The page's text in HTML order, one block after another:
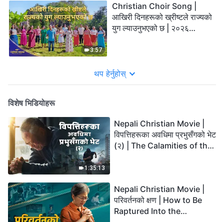
3:57
Christian Choir Song |
आखिरी दिनहरूको ख्रीष्टले राज्यको
युग ल्याउनुभएको छ | २०२६
थप हेर्नुहोस्
विशेष भिडियोहरू
1:35:13
Nepali Christian Movie |
विपत्तिहरूका अवधिमा प्रभुसँगको भेट
(२) | The Calamities of the
Nepali Christian Movie |
परिवर्तनको क्षण | How to Be
Raptured Into the